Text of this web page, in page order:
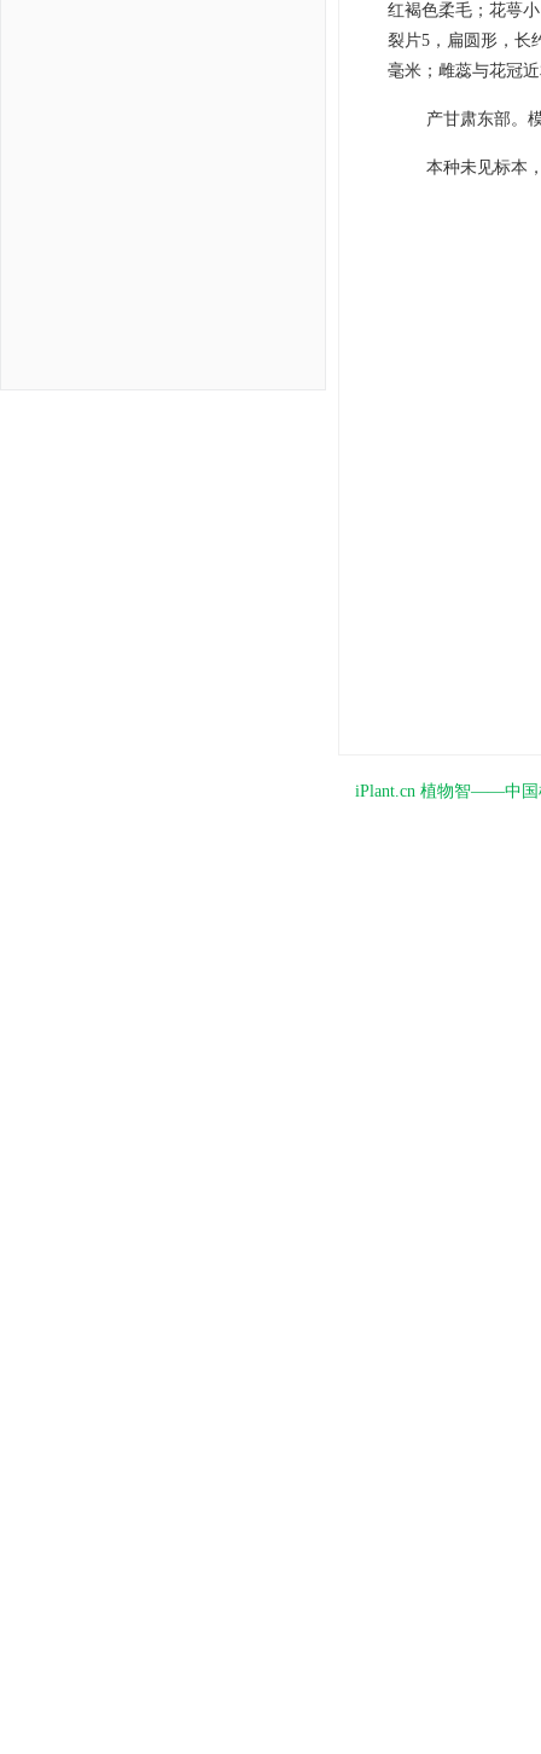
红褐色柔毛；花萼
裂片5，扁圆形，长
毫米；雌蕊与花冠
产甘肃东部。
本种未见标本
iPlant.cn 植物智——中国